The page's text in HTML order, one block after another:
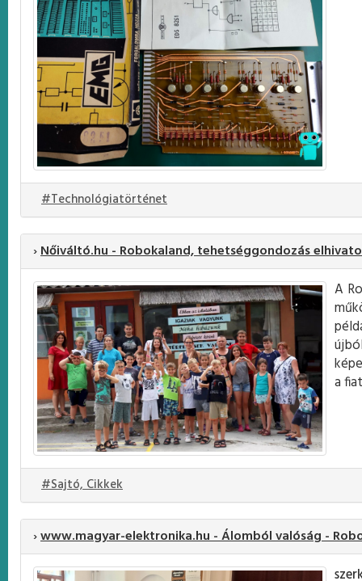
#Technológiatörténet
›Nőiváltó.hu - Robokaland, tehetséggondozás
A
a
#Sajtó, Cikkek
›www.magyar-elektronika.hu - Álomból valóság -